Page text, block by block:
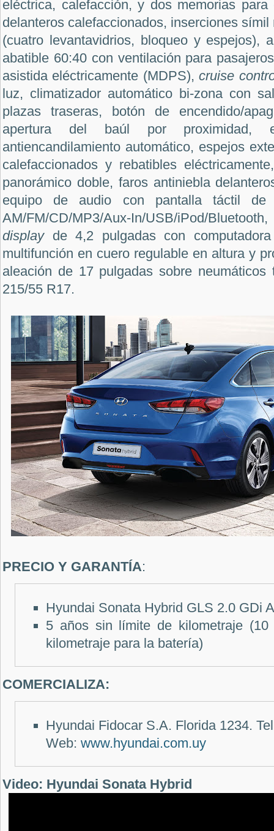
eléctrica, calefacción, y dos memorias para
delanteros calefaccionados, inserciones
(cuatro levantavidrios, bloqueo y espejos),
abatible 60:40 con ventilación para
asistida eléctricamente (MDPS),cruise
luz, climatizador automático bi-zona con
plazas traseras, botón de encendido/
apertura del baúl por proximidad,
antiencandilamiento automático, espejos
calefaccionados y rebatibles
panorámico doble, faros antiniebla
equipo de audio con pantalla táctil de
AM/FM/CD/MP3/Aux-In/USB/iPod/
display de 4,2 pulgadas con
multifunción en cuero regulable en altura y
aleación de 17 pulgadas sobre
215/55 R17.
PRECIO Y GARANTÍA:
Hyundai Sonata Hybrid GLS 2.0 GDi
5 años sin límite de kilometraje
kilometraje para la batería)
COMERCIALIZA:
Hyundai Fidocar S.A. Florida 1234.
Web: www.hyundai.com.uy
Video: Hyundai Sonata Hybrid